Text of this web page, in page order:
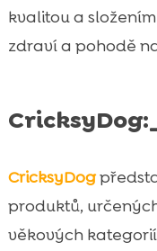
kvalitou a
zdraví a pohodě
CricksyDog
produktů,
věkových